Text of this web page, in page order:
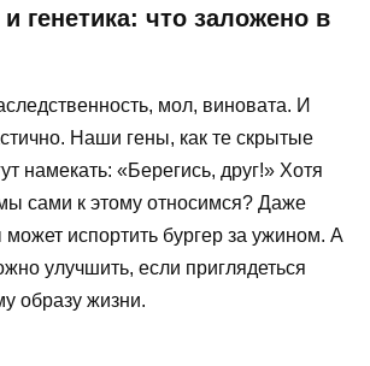
генетика: что заложено в
мол, виновата. И
Наши гены, как те скрытые
намекать: «Берегись, друг!» Хотя
сами к этому относимся? Даже
испортить бургер за ужином. А
улучшить, если приглядеться
образу жизни.